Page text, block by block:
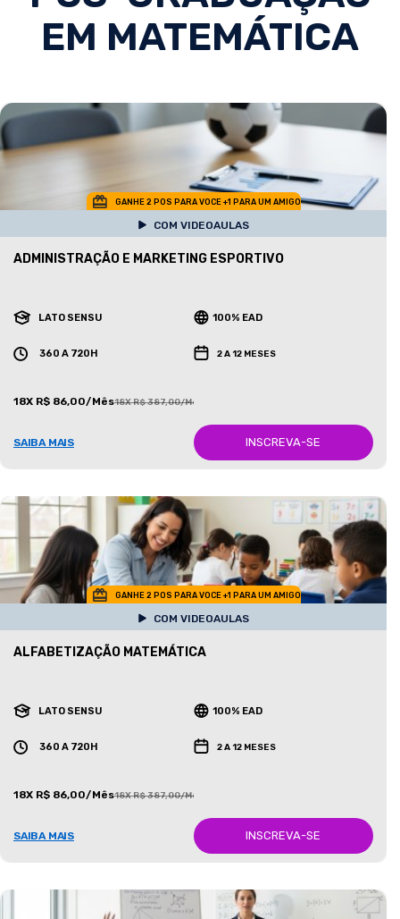
EM MATEMÁTICA
GANHE 2 POS PARA VOCE +1 PARA UM AMIGO
COM VIDEOAULAS
ADMINISTRAÇÃO E MARKETING ESPORTIVO
LATO SENSU 100% EAD
360 A 720H 2 A 12 MESES
18X R$ 86,00/Mês18X R$ 387,00/Mês
SAIBA MAIS INSCREVA-SE
GANHE 2 POS PARA VOCE +1 PARA UM AMIGO
COM VIDEOAULAS
ALFABETIZAÇÃO MATEMÁTICA
LATO SENSU 100% EAD
360 A 720H 2 A 12 MESES
18X R$ 86,00/Mês18X R$ 387,00/Mês
SAIBA MAIS INSCREVA-SE